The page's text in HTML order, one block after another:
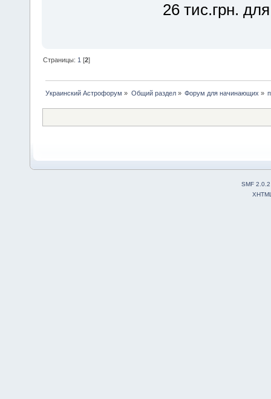
26 тис.грн.
Страницы: 1 [2]
Украинский Астрофорум » Общий раздел» Форум для начинающих »
SMF 2.0.2